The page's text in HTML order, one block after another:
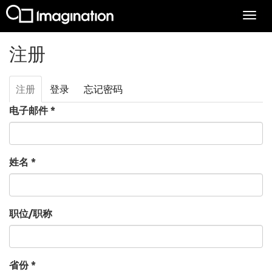
注册
主标签
注册 （活
动标
签）
登录
忘记密码
电子邮件*
姓名 *
职位/职称
省份*